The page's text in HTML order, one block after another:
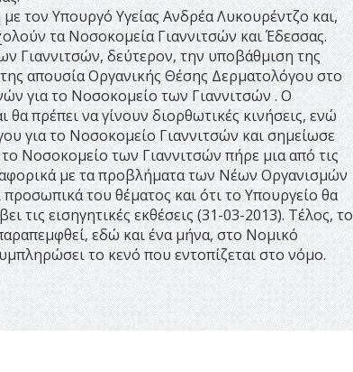
τον Υπουργό Υγείας Ανδρέα Λυκουρέντζο και,
τα Νοσοκομεία Γιαννιτσών και Έδεσσας.
Γιαννιτσών, δεύτερον, την υποβάθμιση της
απουσία Οργανικής Θέσης Δερματολόγου στο
για το Νοσοκομείο των Γιαννιτσών . Ο
πρέπει να γίνουν διορθωτικές κινήσεις, ενώ
για το Νοσοκομείο Γιαννιτσών και σημείωσε
Νοσοκομείο των Γιαννιτσών πήρε μια από τις
με τα προβλήματα των Νέων Οργανισμών
του θέματος και ότι το Υπουργείο θα
τις εισηγητικές εκθέσεις (31-03-2013). Τέλος, το
εδώ και ένα μήνα, στο Νομικό
το κενό που εντοπίζεται στο νόμο.